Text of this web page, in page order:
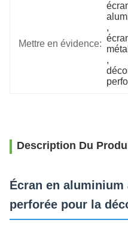
Mettre en évidence:
,
,
Description Du
Écran en
perforée pour la